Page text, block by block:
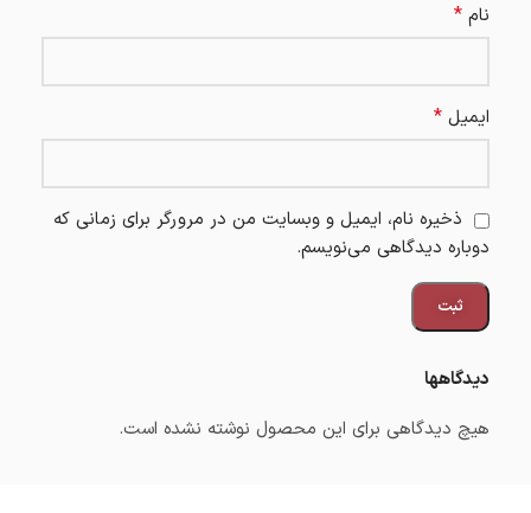
دیدگاهها
هیچ دیدگاهی برای این محصول نوشته نشده است.
نام *
ایمیل *
ذخیره نام، ایمیل و وبسایت من در مرورگر برای زمانی که
دوباره دیدگاهی می‌نویسم.